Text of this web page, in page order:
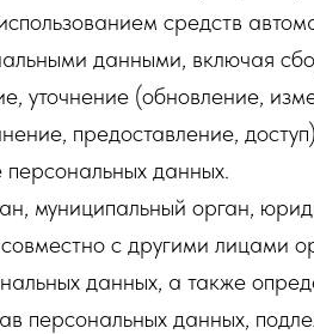
средств
данными, включая
уточнение (обновление,
предоставление,
данных.
муниципальный орган,
с другими лицами
данных, а также
персональных данных,